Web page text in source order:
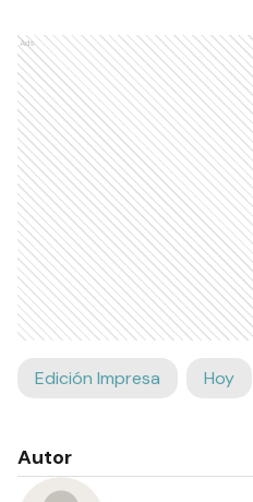
Ads
Edición Impresa Hoy
Autor